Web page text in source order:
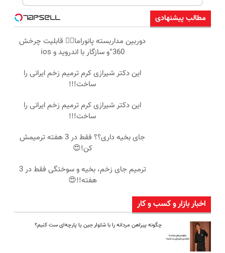
مطالب پیشنهادی
دوربین مداربسته پانوراما👈🏻 قابلیت چرخش
360°و سازگار با اندروید و ios
این دکتر شیرازی کرم ترمیم زخم ایرانی را
ساخت!!!
این دکتر شیرازی کرم ترمیم زخم ایرانی را
ساخت!!!
جای بخیه داری؟؟ فقط در 3 هفته ترمیمش
کن!😍
ترمیم جای زخم، بخیه و سوختگی فقط در 3
هفته!!😍
اخبار بازار و کسب و کار
چگونه پیراهن مردانه را با شلوار جین یا پارچه‌ای ست کنیم؟